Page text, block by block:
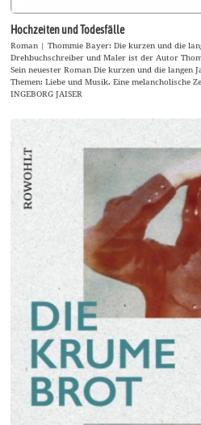
Hochzeiten und Todesfälle
Roman | Thommie Bayer: Die kurzen und die
Drehbuchschreiber und Maler ist der Autor
Sein neuester Roman Die kurzen und die langen
Themen: Liebe und Musik. Eine melancholische
INGEBORG JAISER